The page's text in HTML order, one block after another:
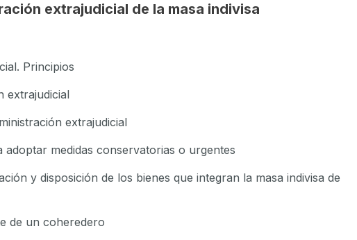
extrajudicial de la masa indivisa
Principios
extrajudicial
extrajudicial
adoptar medidas conservatorias o urgentes
y disposición de los bienes que integran la masa indivisa de
de un coheredero